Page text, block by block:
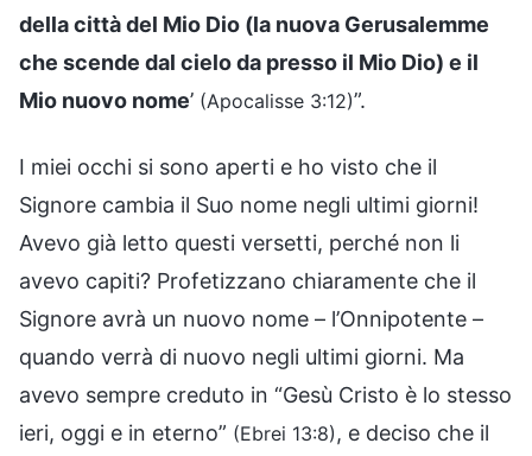
della città del Mio Dio (la nuova Gerusalemme
che scende dal cielo da presso il Mio Dio) e il
Mio nuovo nome’ (Apocalisse 3:12)”.
I miei occhi si sono aperti e ho visto che il
Signore cambia il Suo nome negli ultimi giorni!
Avevo già letto questi versetti, perché non li
avevo capiti? Profetizzano chiaramente che il
Signore avrà un nuovo nome – l’Onnipotente –
quando verrà di nuovo negli ultimi giorni. Ma
avevo sempre creduto in “Gesù Cristo è lo stesso
ieri, oggi e in eterno” (Ebrei 13:8) , e deciso che il